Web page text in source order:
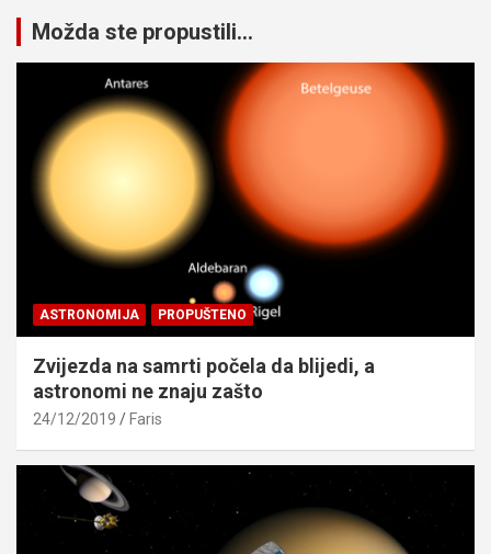
Možda ste propustili...
ASTRONOMIJA PROPUŠTENO
Zvijezda na samrti počela da blijedi, a
astronomi ne znaju zašto
24/12/2019 Faris